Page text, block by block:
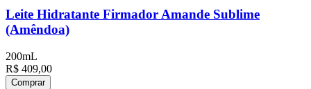
Leite Hidratante Firmador Amande Sublime
(Amêndoa)
200mL
R$ 409,00
Comprar